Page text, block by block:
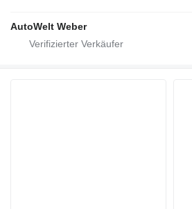
AutoWelt Weber